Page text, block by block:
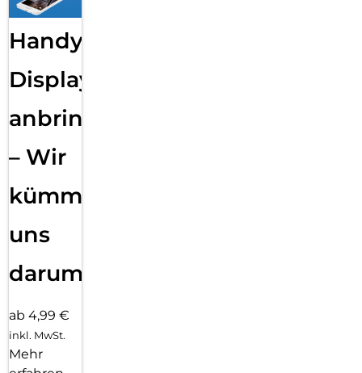
Handy
Displayfolie
anbringen
– Wir
kümmern
uns
darum!
ab 4,99 €
inkl. MwSt.
Mehr